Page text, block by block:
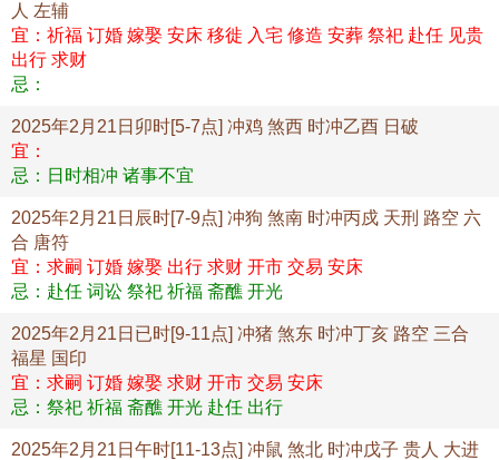
人 左辅
宜：祈福 订婚 嫁娶 安床 移徙 入宅 修造 安葬 祭祀 赴任 见贵
出行 求财
忌：
2025年2月21日卯时[5-7点] 冲鸡 煞西 时冲乙酉 日破
宜：
忌：日时相冲 诸事不宜
2025年2月21日辰时[7-9点] 冲狗 煞南 时冲丙戍 天刑 路空 六
合 唐符
宜：求嗣 订婚 嫁娶 出行 求财 开市 交易 安床
忌：赴任 词讼 祭祀 祈福 斋醮 开光
2025年2月21日已时[9-11点] 冲猪 煞东 时冲丁亥 路空 三合
福星 国印
宜：求嗣 订婚 嫁娶 求财 开市 交易 安床
忌：祭祀 祈福 斋醮 开光 赴任 出行
2025年2月21日午时[11-13点] 冲鼠 煞北 时冲戊子 贵人 大进